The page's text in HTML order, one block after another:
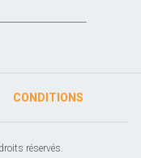
CONDITIONS
réservés.